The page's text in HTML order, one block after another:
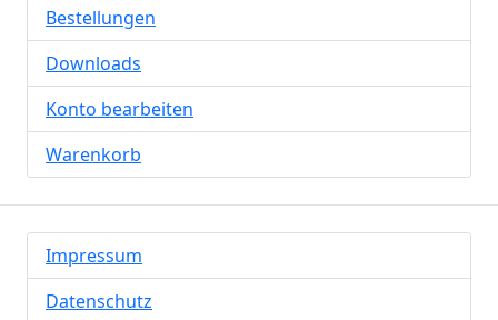
Bestellungen
Downloads
Konto bearbeiten
Warenkorb
Impressum
Datenschutz